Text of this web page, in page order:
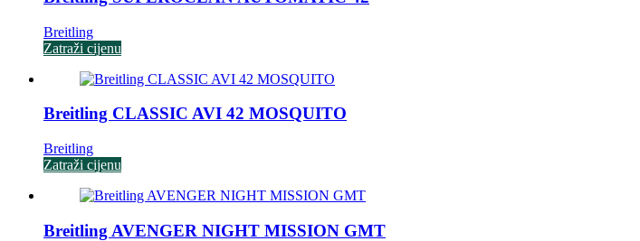
Breitling
Zatraži cijenu
Breitling CLASSIC AVI 42 MOSQUITO
Breitling
Zatraži cijenu
Breitling AVENGER NIGHT MISSION GMT